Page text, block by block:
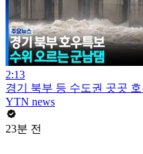
2:13
경기 북부 등 수도권 곳곳
YTN news
23분 전